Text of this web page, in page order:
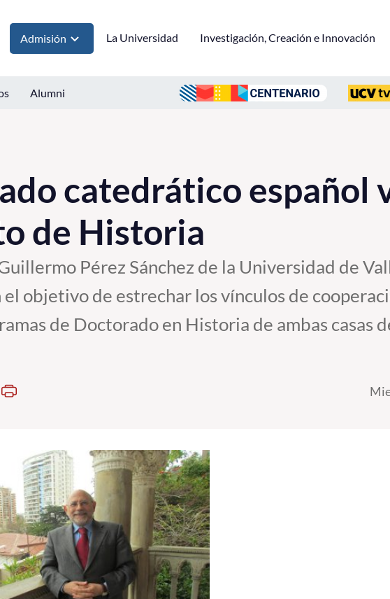
Admisión La Universidad Investigación, Creación e Innovación
Alumni
catedrático español
de Historia
Pérez Sánchez de la Universidad de
el objetivo de estrechar los vínculos de
de Doctorado en Historia de ambas casas